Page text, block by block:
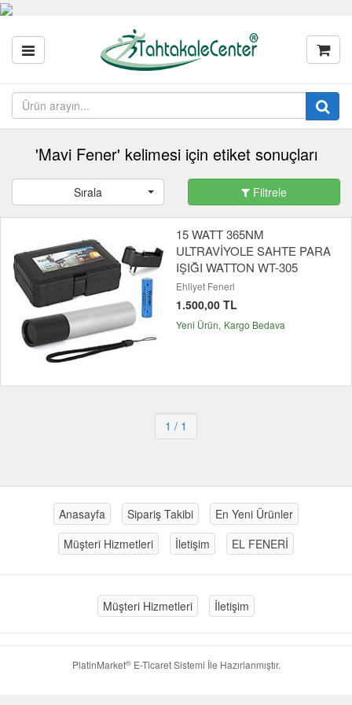
'Mavi Fener' kelimesi için etiket sonuçları
Sırala Filtrele
15 WATT 365NM
ULTRAVİYOLE SAHTE PARA
IŞIĞI WATTON WT-305
Ehliyet Feneri
1.500,00 TL
Yeni Ürün Kargo Bedava
1 / 1
Anasayfa Sipariş Takibi
En Yeni Ürünler
Müşteri Hizmetleri
İletişim EL FENERİ
Müşteri Hizmetleri İletişim
PlatinMarket®E-Ticaret Sistemi İle Hazırlanmıştır.